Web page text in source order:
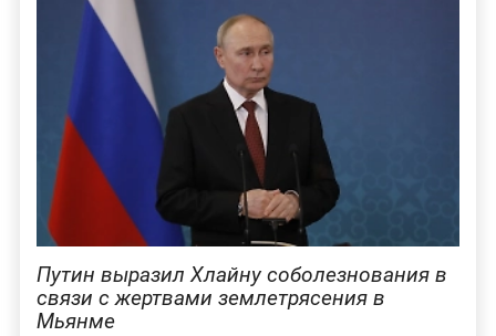
Путин выразил Хлайну соболезнования в
связи с жертвами землетрясения в
Мьянме